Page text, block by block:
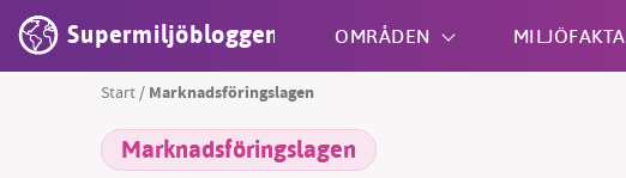
Supermiljöbloggen OMRÅDEN MILJÖFAKTA
Shift + S
Start / Marknadsföringslagen
Marknadsföringslagen